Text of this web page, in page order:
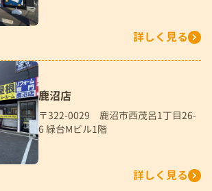
詳しく見る
鹿沼店
〒322-0029 鹿沼市西茂呂1丁目26-
6 緑台Mビル1階
詳しく見る